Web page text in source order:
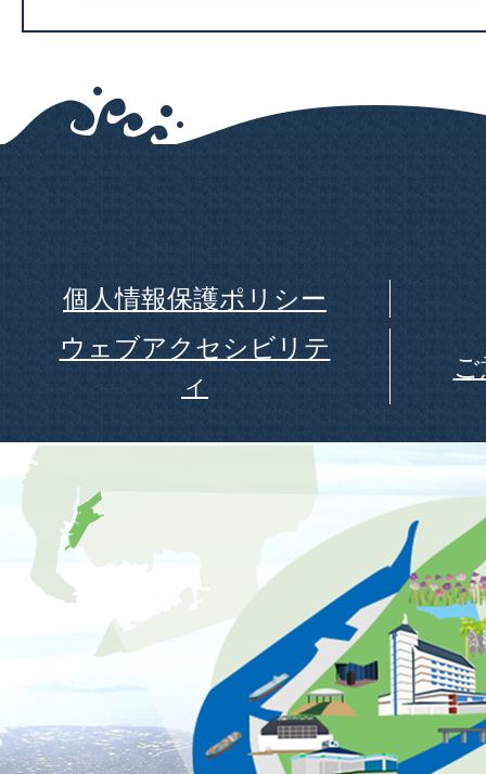
個人情報保護ポリシー
ウェブアクセシビリテ
ィ